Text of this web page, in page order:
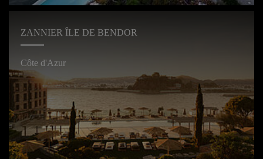
ZANNIER ÎLE DE BENDOR
Côte d'Azur